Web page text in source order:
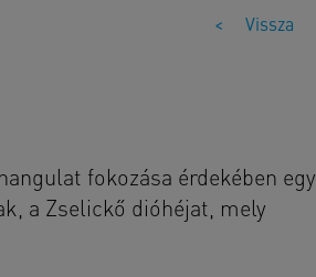
< Vissza
fokozása érdekében egy
a Zselickő dióhéjat, mely